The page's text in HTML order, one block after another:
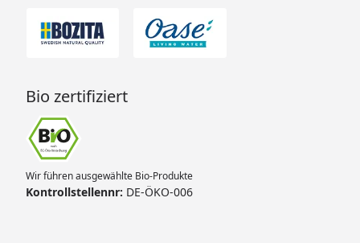
Bio zertifiziert
Wir führen ausgewählte Bio-Produkte
Kontrollstellennr: DE-ÖKO-006